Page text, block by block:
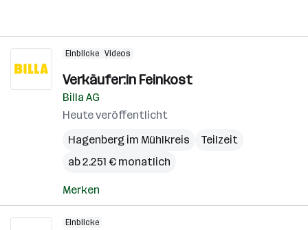
Einblicke Videos
Verkäufer:in Feinkost
Billa AG
Heute veröffentlicht
Hagenberg im Mühlkreis
Teilzeit
ab 2.251 € monatlich
Merken
Einblicke